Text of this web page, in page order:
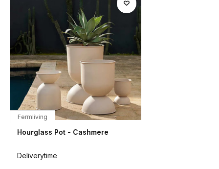
Fermliving
Hourglass Pot - Cashmere
Deliverytime